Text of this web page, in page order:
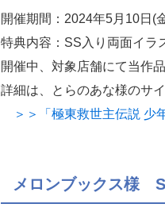
開催期間：2024年5月10日
特典内容：SS入り両面イラ
開催中、対象店舗にて当作
詳細は、とらのあな様のサ
＞＞「極東救世主伝説 少
メロンブックス様